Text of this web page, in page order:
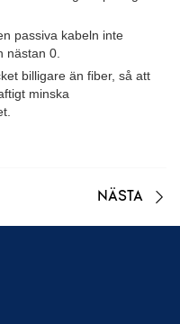
passiva kabeln inte
nästan 0.
billigare än fiber, så att
minska
NÄSTA